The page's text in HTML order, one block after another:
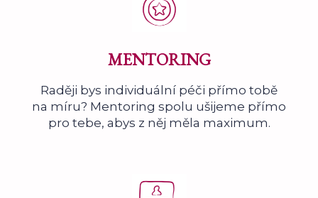
MENTORING
Raději bys individuální péči přímo tobě
na míru? Mentoring spolu ušijeme přímo
pro tebe, abys z něj měla maximum.